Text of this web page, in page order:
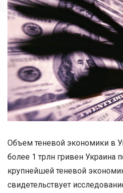
Объем теневой экономики в
более 1 трлн гривен Украина
крупнейшей теневой
свидетельствует